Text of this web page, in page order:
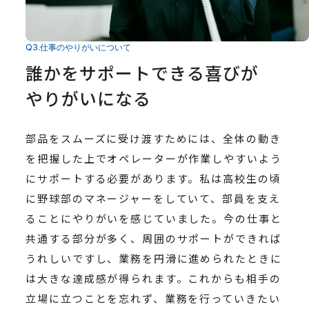
Q3.仕事のやりがいについて
誰かをサポートできる喜びが
やりがいになる
部品をスムーズに受け渡すためには、全体の動き
を把握した上でオペレーターが作業しやすいよう
にサポートする必要があります。私は高校生の頃
に野球部のマネージャーをしていて、部員を支え
ることにやりがいを感じていました。今の仕事と
共通する部分が多く、周囲のサポートができれば
うれしいですし、業務を円滑に進められたときに
は大きな達成感が得られます。これからも相手の
立場に立つことを忘れず、業務を行っていきたい